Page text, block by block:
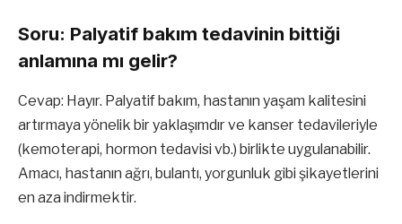
Soru: Palyatif bakım tedavinin bittiği
anlamına mı gelir?
Cevap: Hayır. Palyatif bakım, hastanın yaşam kalitesini
artırmaya yönelik bir yaklaşımdır ve kanser tedavileriyle
(kemoterapi, hormon tedavisi vb.) birlikte uygulanabilir.
Amacı, hastanın ağrı, bulantı, yorgunluk gibi şikayetlerini
en aza indirmektir.